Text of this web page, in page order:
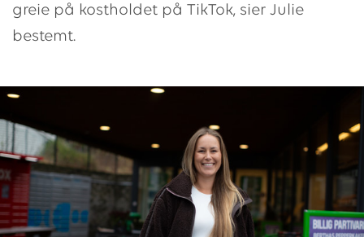
greie på kostholdet på TikTok, sier Julie
bestemt.